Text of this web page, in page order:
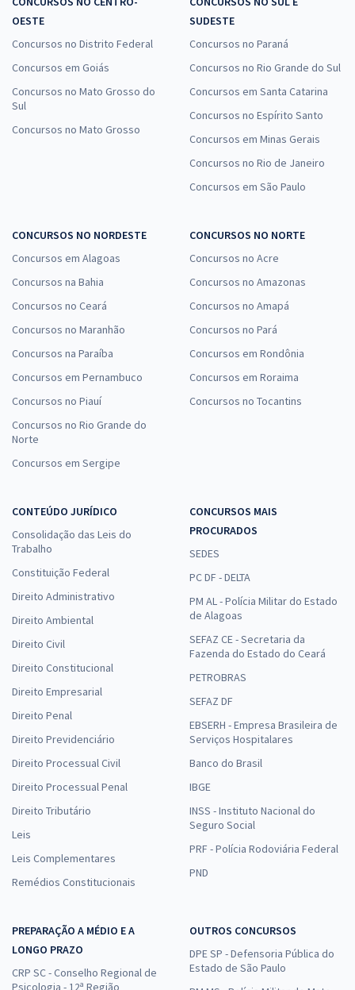
Comprar
ALECE - Assembleia Legislativa do Estado do Ceará - Cargo 15:
R$ 383,04
31,92
Economize R$ 95,76 (-20%)
Comprar
ALECE - Assembleia Legislativa do Estado do Ceará - Cargo 16:
Analista Legislativo - Engenharia Elétrica (Pós-Edital)
à vista
R$31,92
Economize R$ 95,76 (-20%)
Comprar
Específicos para o Cargo 23: Analista Legislativo - Marketing (Pós-
à vista
R$23,92
Comprar
ALECE - Assembleia Legislativa do Estado do Ceará - Cargo 21:
Analista Legislativo - Jornalismo (Pós-Edital)
R$31,92
Economize R$ 95,76 (-20%)
ALECE - Assembleia Legislativa do Estado do Ceará - Conhecimentos
Específicos para o Cargo 21: Analista Legislativo - Jornalismo (Pós-
Comprar
OESTE
Concursos no Distrito Federal
Concursos em Goiás
Concursos no Mato Grosso do
Sul
Concursos no Mato Grosso
SUDESTE
Concursos no Paraná
Concursos no Rio Grande do Sul
Concursos em Santa Catarina
Concursos no Espírito Santo
Concursos em Minas Gerais
Concursos no Rio de Janeiro
Concursos em São Paulo
CONCURSOS NO NORDESTE
Concursos em Alagoas
Concursos na Bahia
Concursos no Ceará
Concursos no Maranhão
Concursos na Paraíba
Concursos em Pernambuco
Concursos no Piauí
Concursos no Rio Grande do
Norte
Concursos em Sergipe
CONCURSOS NO NORTE
Concursos no Acre
Concursos no Amazonas
Concursos no Amapá
Concursos no Pará
Concursos em Rondônia
Concursos em Roraima
Concursos no Tocantins
CONTEÚDO JURÍDICO
Consolidação das Leis do
Trabalho
Constituição Federal
Direito Administrativo
Direito Ambiental
Direito Civil
Direito Constitucional
Direito Empresarial
Direito Penal
Direito Previdenciário
Direito Processual Civil
Direito Processual Penal
Direito Tributário
Leis
Leis Complementares
Remédios Constitucionais
CONCURSOS MAIS
PROCURADOS
SEDES
PC DF - DELTA
PM AL - Polícia Militar do Estado
de Alagoas
SEFAZ CE - Secretaria da
Fazenda do Estado do Ceará
PETROBRAS
SEFAZ DF
EBSERH - Empresa Brasileira de
Serviços Hospitalares
Banco do Brasil
IBGE
INSS - Instituto Nacional do
Seguro Social
PRF - Polícia Rodoviária Federal
PND
PREPARAÇÃO A MÉDIO E A
LONGO PRAZO
CRP SC - Conselho Regional de
Psicologia - 12ª Região
OUTROS CONCURSOS
DPE SP - Defensoria Pública do
Estado de São Paulo